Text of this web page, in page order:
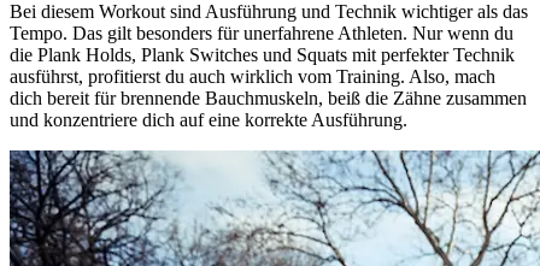
Bei diesem Workout sind Ausführung und Technik wichtiger als das
Tempo. Das gilt besonders für unerfahrene Athleten. Nur wenn du
die Plank Holds, Plank Switches und Squats mit perfekter Technik
ausführst, profitierst du auch wirklich vom Training. Also, mach
dich bereit für brennende Bauchmuskeln, beiß die Zähne zusammen
und konzentriere dich auf eine korrekte Ausführung.